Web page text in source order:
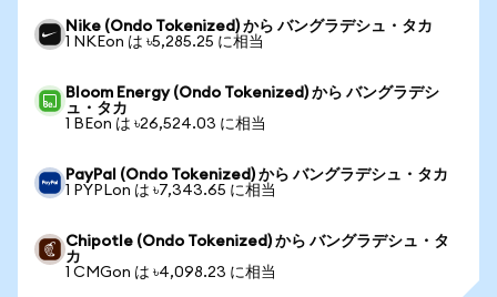
Nike (Ondo Tokenized) から バングラデシュ・タカ
1 NKEon は ৳5,285.25 に相当
Bloom Energy (Ondo Tokenized) から バングラデシ
ュ・タカ
1 BEon は ৳26,524.03 に相当
PayPal (Ondo Tokenized) から バングラデシュ・タカ
1 PYPLon は ৳7,343.65 に相当
Chipotle (Ondo Tokenized) から バングラデシュ・タ
カ
1 CMGon は ৳4,098.23 に相当